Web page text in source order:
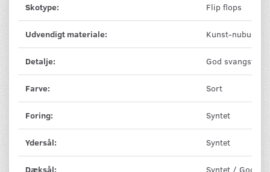
Skotype: Flip flops
Udvendigt materiale: Kunst-nubuck
Detalje: God svangstøtte
Farve: Sort
Foring: Syntet
Ydersål: Syntet
Dæksål: Syntet / God